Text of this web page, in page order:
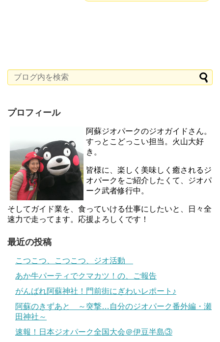
プロフィール
阿蘇ジオパークのジオガイドさん。
すっとこどっこい担当。火山大好
き。
皆様に、楽しく美味しく癒されるジ
オパークをご紹介したくて、ジオパ
ーク武者修行中。
そしてガイド業を、食っていける仕事にしたいと、日々全
速力で走ってます。応援よろしくです！
最近の投稿
こつこつ、こつこつ、ジオ活動
あか牛パーティでクマカツ！の、ご報告
がんばれ阿蘇神社！門前街にぎわいレポート♪
阿蘇のきずあと ～突撃…自分のジオパーク番外編・瀬
田神社～
速報！日本ジオパーク全国大会＠伊豆半島③